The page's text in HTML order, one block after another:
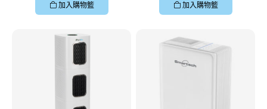
加入購物籃 加入購物籃